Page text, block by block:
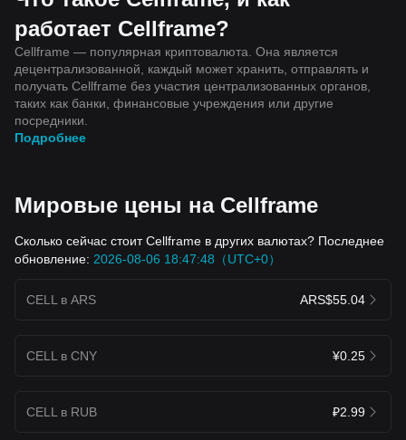
работает Cellframe?
Cellframe — популярная криптовалюта. Она является
децентрализованной, каждый может хранить, отправлять и
получать Cellframe без участия централизованных органов,
таких как банки, финансовые учреждения или другие
посредники.
Подробнее
Мировые цены на Cellframe
Сколько сейчас стоит Cellframe в других валютах? Последнее
обновление: 2026-08-06 18:47:48（UTC+0）
CELL в ARS ARS$55.04
CELL в CNY ¥0.25
CELL в RUB ₽2.99